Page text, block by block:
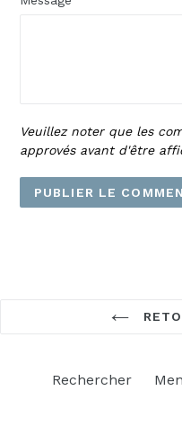
Veuillez noter que les
approvés avant d'être
Rechercher